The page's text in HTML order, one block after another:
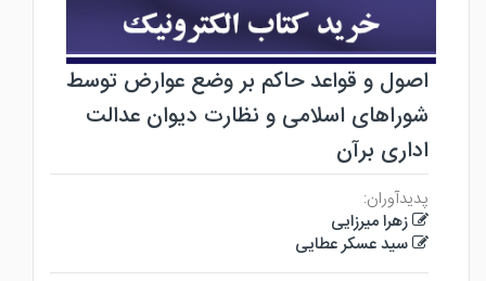
اصول و قواعد حاکم بر وضع عوارض توسط
شوراهای اسلامی و نظارت دیوان عدالت
اداری برآن
پدیدآوران:
زهرا میرزایی
سید عسکر عطایی